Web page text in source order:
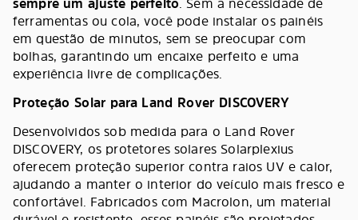
ferramentas ou cola, você pode instalar os painéis
em questão de minutos, sem se preocupar com
bolhas, garantindo um encaixe perfeito e uma
experiência livre de complicações.
Proteção Solar para Land Rover DISCOVERY
Desenvolvidos sob medida para o Land Rover
DISCOVERY, os protetores solares Solarplexius
oferecem proteção superior contra raios UV e calor,
ajudando a manter o interior do veículo mais fresco e
confortável. Fabricados com Macrolon, um material